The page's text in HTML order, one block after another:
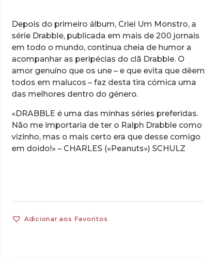
Depois do primeiro álbum, Criei Um Monstro, a
série Drabble, publicada em mais de 200 jornais
em todo o mundo, continua cheia de humor a
acompanhar as peripécias do clã Drabble. O
amor genuíno que os une – e que evita que dêem
todos em malucos – faz desta tira cómica uma
das melhores dentro do género.
«DRABBLE é uma das minhas séries preferidas.
Não me importaria de ter o Ralph Drabble como
vizinho, mas o mais certo era que desse comigo
em doido!» – CHARLES («Peanuts») SCHULZ
Adicionar aos Favoritos